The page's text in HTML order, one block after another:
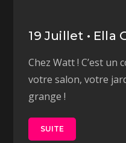
19 Juillet • Ella
Chez Watt ! C’est un
votre salon, votre
grange !
SUITE